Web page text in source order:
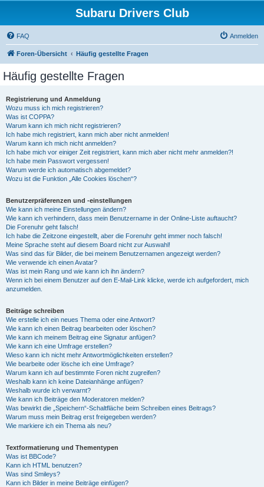
Subaru Drivers Club
FAQ Anmelden
Foren-Übersicht Häufig gestellte Fragen
Häufig gestellte Fragen
Registrierung und Anmeldung
Wozu muss ich mich registrieren?
Was ist COPPA?
Warum kann ich mich nicht registrieren?
Ich habe mich registriert, kann mich aber nicht anmelden!
Warum kann ich mich nicht anmelden?
Ich habe mich vor einiger Zeit registriert, kann mich aber nicht mehr anmelden?!
Ich habe mein Passwort vergessen!
Warum werde ich automatisch abgemeldet?
Wozu ist die Funktion „Alle Cookies löschen“?
Benutzerpräferenzen und -einstellungen
Wie kann ich meine Einstellungen ändern?
Wie kann ich verhindern, dass mein Benutzername in der Online-Liste auftaucht?
Die Forenuhr geht falsch!
Ich habe die Zeitzone eingestellt, aber die Forenuhr geht immer noch falsch!
Meine Sprache steht auf diesem Board nicht zur Auswahl!
Was sind das für Bilder, die bei meinem Benutzernamen angezeigt werden?
Wie verwende ich einen Avatar?
Was ist mein Rang und wie kann ich ihn ändern?
Wenn ich bei einem Benutzer auf den E-Mail-Link klicke, werde ich aufgefordert, mich
anzumelden.
Beiträge schreiben
Wie erstelle ich ein neues Thema oder eine Antwort?
Wie kann ich einen Beitrag bearbeiten oder löschen?
Wie kann ich meinem Beitrag eine Signatur anfügen?
Wie kann ich eine Umfrage erstellen?
Wieso kann ich nicht mehr Antwortmöglichkeiten erstellen?
Wie bearbeite oder lösche ich eine Umfrage?
Warum kann ich auf bestimmte Foren nicht zugreifen?
Weshalb kann ich keine Dateianhänge anfügen?
Weshalb wurde ich verwarnt?
Wie kann ich Beiträge den Moderatoren melden?
Was bewirkt die „Speichern“-Schaltfläche beim Schreiben eines Beitrags?
Warum muss mein Beitrag erst freigegeben werden?
Wie markiere ich ein Thema als neu?
Textformatierung und Thementypen
Was ist BBCode?
Kann ich HTML benutzen?
Was sind Smileys?
Kann ich Bilder in meine Beiträge einfügen?